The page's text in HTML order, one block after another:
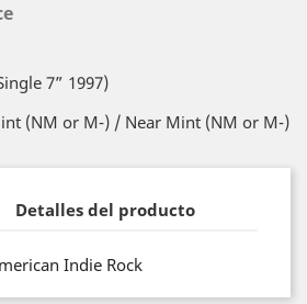
7” 1997)
(NM or M-) / Near Mint (NM or M-)
Detalles del producto
Indie Rock